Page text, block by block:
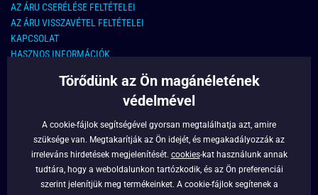
AZ ÁRU CSERÉLÉSE FELTÉTELEI
AZ ÁRU VISSZAVÉTEL FELTÉTELEI
KAPCSOLAT
HASZNOS INFORMÁCIÓK
KAPCSOLAT
info@legyferfi.hu
FONTOS INFORMÁCIÓK
RÓLUNK
Törődünk az Ön magánéletének
védelmével
A cookie-fájlok segítségével gyorsan megtalálhatja azt, amire
szüksége van. Megtakarítják az Ön idejét, és megakadályozzák az
irreleváns hirdetések megjelenítését. cookies-kat használunk annak
tudtára, hogy a weboldalunkon tartózkodik, és az Ön preferenciái
szerint jelenítjük meg termékeinket. A cookie-fájlok segítenek a